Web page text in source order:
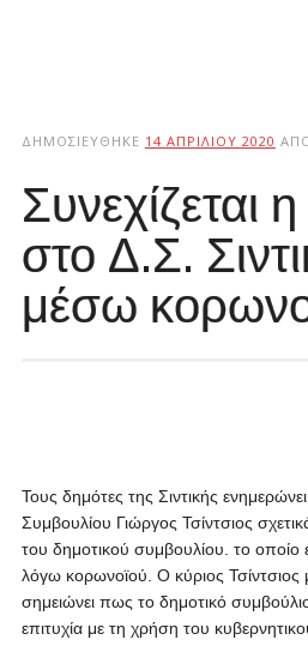
ΔΗΜΟΣΙΕΎΘΗΚΕ 14 ΑΠΡΙΛΊΟΥ 2020
Συνεχίζεται
στο Δ.Σ.
μέσω
Τους δημότες της Σιντικής
Συμβουλίου Γιώργος Τσίντσιος
του δημοτικού συμβουλίου. το οποίο
λόγω κορωνοϊού. Ο κύριος
σημειώνει πως το δημοτικό
επιτυχία με τη χρήση του